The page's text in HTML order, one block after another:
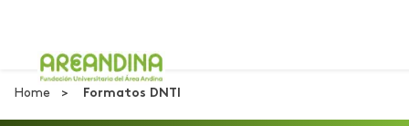
Home Formatos DNTI